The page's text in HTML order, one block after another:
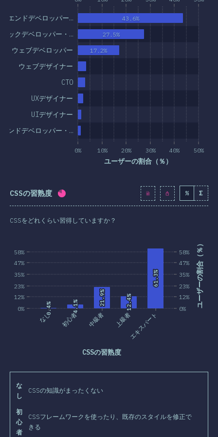
0% 10% 20% 30% 40% 50%
ユーザーの割合（％）
ンドデベロッパー・…
UIデザイナー
UXデザイナー
CTO
ウェブデザイナー
ウェブデベロッパー
ックデベロッパー・…
エンドデベロッパー…
17.2%
27.5%
43.6%
CSSの習熟度 回答記入率： 9238 ) % Σ
CSSをどれくらい習得していますか？
0%
12%
23%
35%
47%
58% ユーザーの割合（％）
なし 初心者 中級者 上級者エキスパート
CSSの習熟度
0%
12%
23%
35%
47%
58%
0.4%
0.4% 4.1%
4.1% 21.9%
21.9% 12.4%
12.4%
61.3%
61.3%
な
し
CSSの知識がまったくない
初
心
者
CSSフレームワークを使ったり、既存のスタイルを修正で
きる